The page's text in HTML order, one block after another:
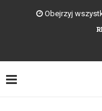
Obejrzyj